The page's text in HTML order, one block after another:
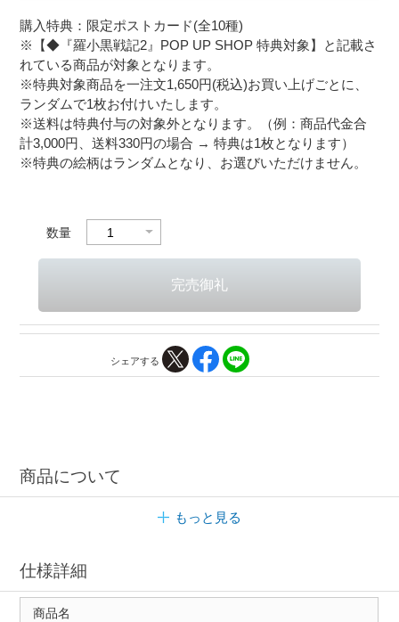
購入特典：限定ポストカード(全10種)
※【◆『羅小黒戦記2』POP UP SHOP 特典対象】と記載さ
れている商品が対象となります。
※特典対象商品を一注文1,650円(税込)お買い上げごとに、
ランダムで1枚お付けいたします。
※送料は特典付与の対象外となります。（例：商品代金合
計3,000円、送料330円の場合 → 特典は1枚となります）
※特典の絵柄はランダムとなり、お選びいただけません。
数量
シェアする
商品について
もっと見る
仕様詳細
商品名